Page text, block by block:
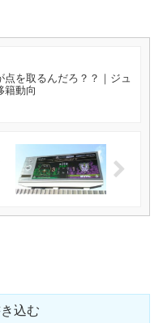
点を取るんだろ？？｜ジュ
籍動向
込む